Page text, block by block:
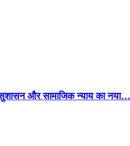
और सामाजिक न्याय का नया…